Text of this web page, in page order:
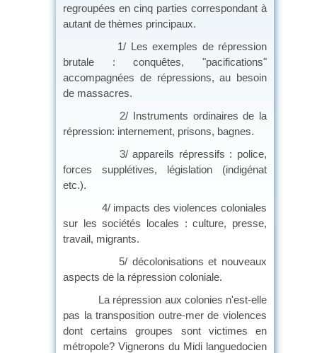
regroupées en cinq parties correspondant à
autant de thèmes principaux.
1/ Les exemples de répression
brutale : conquêtes, "pacifications"
accompagnées de répressions, au besoin
de massacres.
2/ Instruments ordinaires de la
répression: internement, prisons, bagnes.
3/ appareils répressifs : police,
forces supplétives, législation (indigénat
etc.).
4/ impacts des violences coloniales
sur les sociétés locales : culture, presse,
travail, migrants.
5/ décolonisations et nouveaux
aspects de la répression coloniale.
La répression aux colonies n'est-elle
pas la transposition outre-mer de violences
dont certains groupes sont victimes en
métropole? Vignerons du Midi languedocien